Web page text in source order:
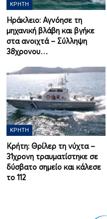
ΚΡΉΤΗ
Ηράκλειο: Αγνόησε τη
μηχανική βλάβη και βγήκε
στα ανοιχτά – Σύλληψη
38χρονου…
ΚΡΉΤΗ
Κρήτη: Θρίλερ τη νύχτα –
31χρονη τραυματίστηκε σε
δύσβατο σημείο και κάλεσε
το 112